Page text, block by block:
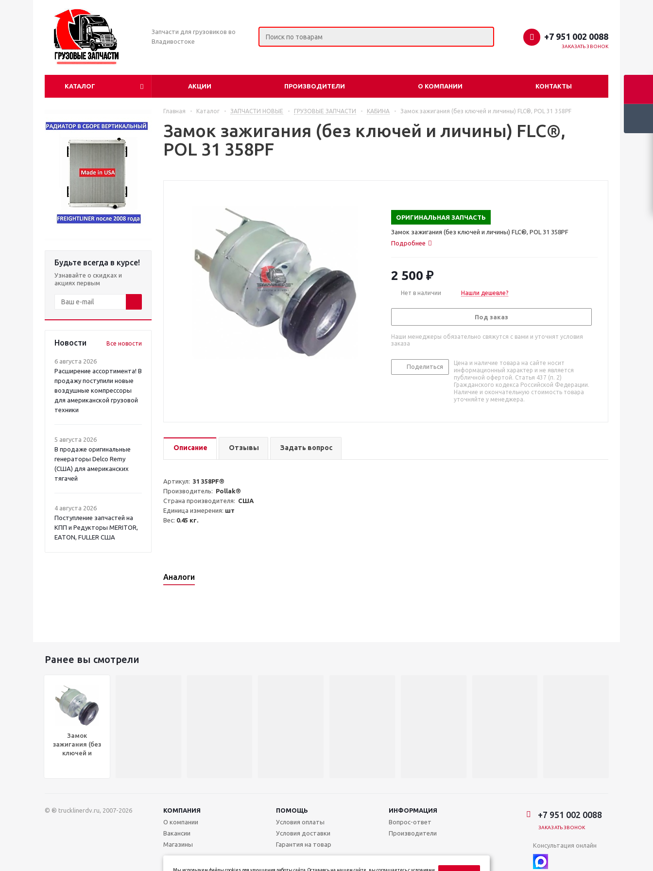
Запчасти для грузовиков во
Владивостоке
+7 951 002 0088
ЗАКАЗАТЬ ЗВОНОК
КАТАЛОГ АКЦИИ ПРОИЗВОДИТЕЛИ О КОМПАНИИ КОНТАКТЫ
Будьте всегда в курсе!
Узнавайте о скидках и
акциях первым
Новости Все новости
6 августа 2026
Расширение ассортимента! В
продажу поступили новые
воздушные компрессоры
для американской грузовой
техники
5 августа 2026
В продаже оригинальные
генераторы Delco Remy
(США) для американских
тягачей
4 августа 2026
Поступление запчастей на
КПП и Редукторы MERITOR,
EATON, FULLER США
Главная - Каталог - ЗАПЧАСТИ НОВЫЕ - ГРУЗОВЫЕ ЗАПЧАСТИ - КАБИНА - Замок зажигания (без ключей и личины) FLC®, POL 31 358PF
Замок зажигания (без ключей и личины) FLC®,
POL 31 358PF
ОРИГИНАЛЬНАЯ ЗАПЧАСТЬ
Замок зажигания (без ключей и личины) FLC®, POL 31 358PF
Подробнее
2 500 ₽
Нет в наличии Нашли дешевле?
Под заказ
Наши менеджеры обязательно свяжутся с вами и уточнят условия
заказа
Поделиться
Цена и наличие товара на сайте носит
информационный характер и не является
публичной офертой. Статья 437 (п. 2)
Гражданского кодекса Российской Федерации.
Наличие и окончательную стоимость товара
уточняйте у менеджера.
Описание Отзывы Задать вопрос
Артикул: 31 358PF®
Производитель: Pollak®
Страна производителя: США
Единица измерения: шт
Вес: 0.45 кг.
Аналоги
Ранее вы смотрели
Замок
зажигания (без
ключей и
© ® trucklinerdv.ru, 2007-2026 КОМПАНИЯ ПОМОЩЬ
ИНФОРМАЦИЯ
О компании
Вакансии
Магазины
Условия оплаты
Условия доставки
Гарантия на товар
Вопрос-ответ
Производители
+7 951 002 0088
ЗАКАЗАТЬ ЗВОНОК
Консультация онлайн
Мы используем файлы cookies для улучшения работы сайта. Оставаясь на нашем сайте, вы соглашаетесь с условиями